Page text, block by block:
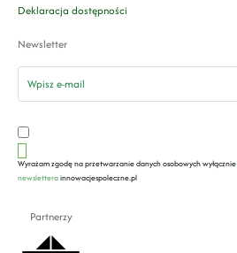
Deklaracja dostępności
Newsletter
email
Wyrażam zgodę na przetwarzanie danych osobowych wyłącznie
newsletterainnowacjespoleczne.pl
Partnerzy